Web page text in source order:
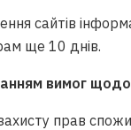
сайтів
ще 10 днів.
вимог щодо
прав